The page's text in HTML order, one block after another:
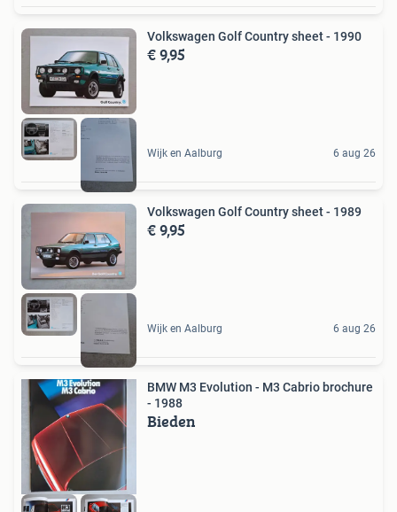
Volkswagen Golf Country sheet - 1990
€ 9,95
Wijk en Aalburg 6 aug 26
Volkswagen Golf Country sheet - 1989
€ 9,95
Wijk en Aalburg 6 aug 26
BMW M3 Evolution - M3 Cabrio brochure
- 1988
Bieden